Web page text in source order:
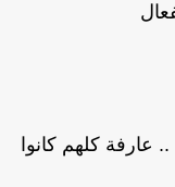
كلهم كانوا